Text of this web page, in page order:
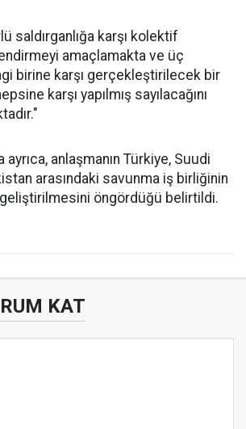
saldırganlığa karşı kolektif
amaçlamakta ve üç
birine karşı gerçekleştirilecek bir
karşı yapılmış sayılacağını
ayrıca, anlaşmanın Türkiye, Suudi
arasındaki savunma iş birliğinin
öngördüğü belirtildi.
KAT